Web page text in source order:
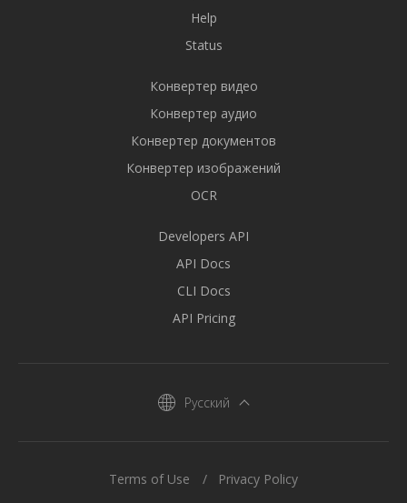
Help
Status
Конвертер видео
Конвертер аудио
Конвертер документов
Конвертер изображений
OCR
Developers API
API Docs
CLI Docs
API Pricing
Русский
Terms of Use Privacy Policy